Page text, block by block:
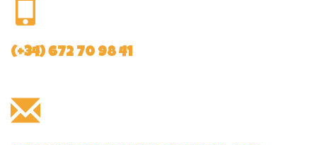
(+34) 672 70 98 41